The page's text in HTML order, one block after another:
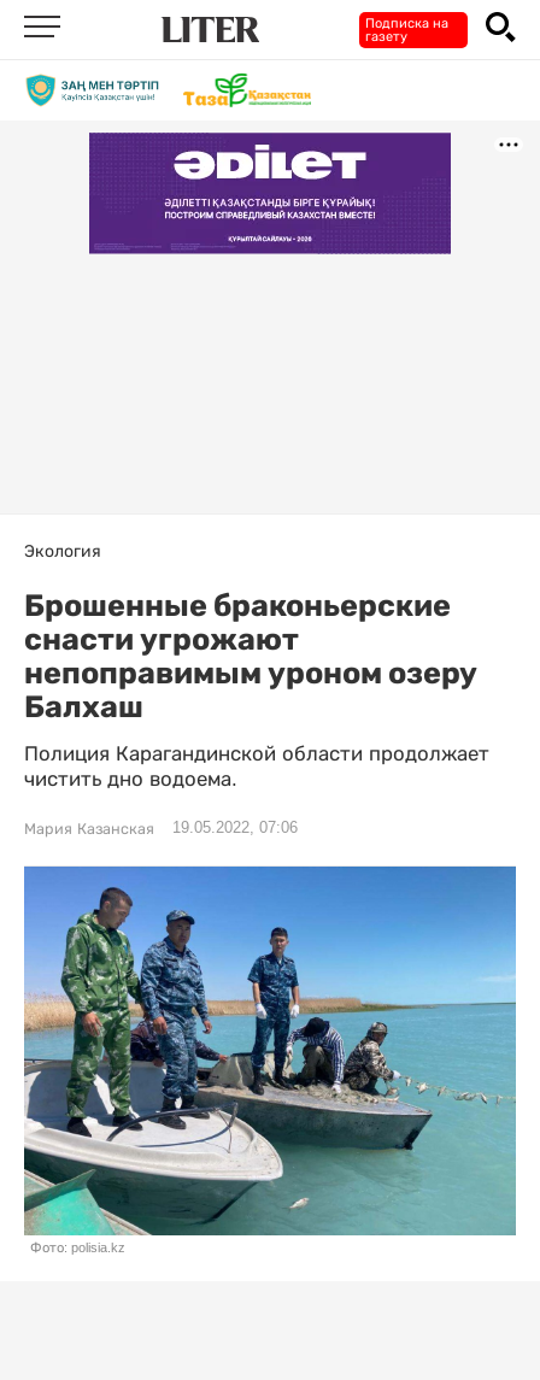
Подписка на
газету
Экология
Брошенные браконьерские
снасти угрожают
непоправимым уроном озеру
Балхаш
Полиция Карагандинской области продолжает
чистить дно водоема.
Мария Казанская 19.05.2022, 07:06
Фото: polisia.kz